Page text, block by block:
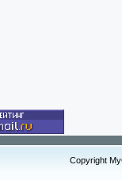
Copyright